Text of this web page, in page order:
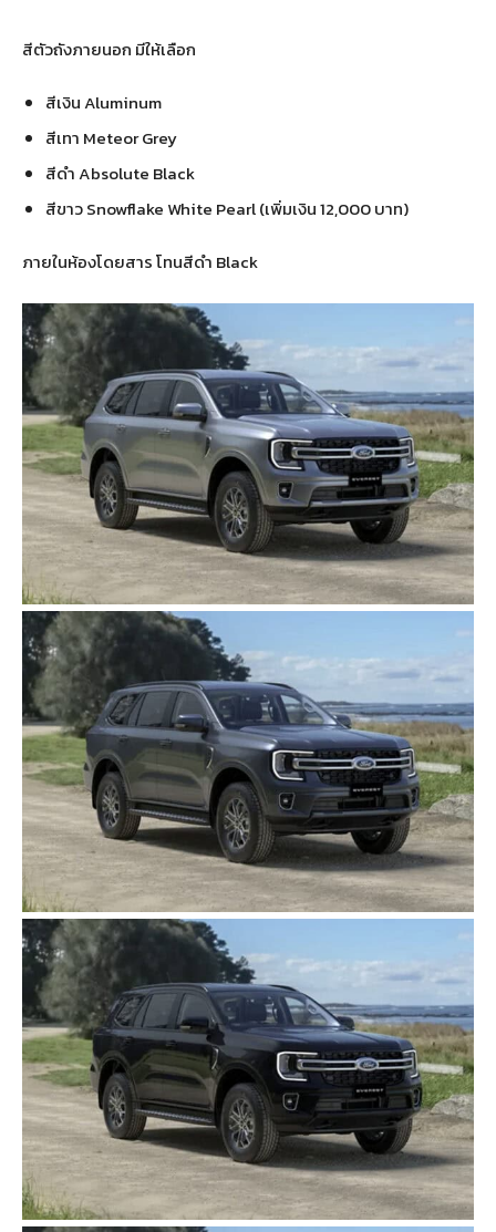
สีตัวถังภายนอก มีให้เลือก
สีเงิน Aluminum
สีเทา Meteor Grey
สีดำ Absolute Black
สีขาว Snowflake White Pearl (เพิ่มเงิน 12,000 บาท)
ภายในห้องโดยสาร โทนสีดำ Black